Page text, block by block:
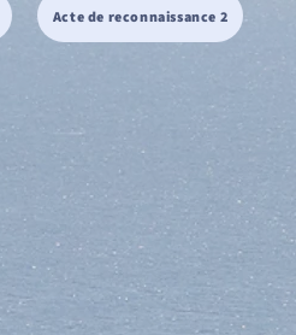
Acte de reconnaissance 2